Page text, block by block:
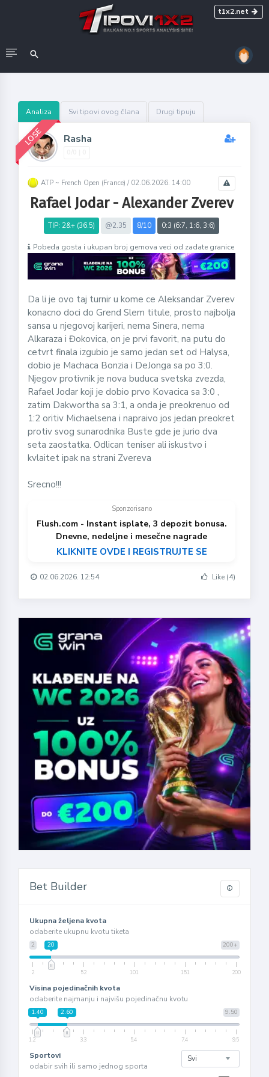
t1x2.net
Analiza Svi tipovi ovog člana Drugi tipuju
LOSE Rasha
ATP ~ French Open (France) / 02.06.2026. 14:00
Rafael Jodar - Alexander Zverev
TIP: 2&+ (36.5) @2.35 8/10 0:3 (6:7, 1:6, 3:6)
Pobeda gosta i ukupan broj gemova veci od zadate granice
Da li je ovo taj turnir u kome ce Aleksandar Zverev
konacno doci do Grend Slem titule, prosto najbolja
sansa u njegovoj karijeri, nema Sinera, nema
Alkaraza i Đokovica, on je prvi favorit, na putu do
cetvrt finala izgubio je samo jedan set od Halysa,
dobio je Machaca Bonzia i DeJonga sa po 3:0.
Njegov protivnik je nova buduca svetska zvezda,
Rafael Jodar koji je dobio prvo Kovacica sa 3:0 ,
zatim Dakwortha sa 3:1, a onda je preokrenuo od
1:2 oritiv Michaelsena i napraivo jos jedan preokret
protiv svog sunarodnika Buste gde je jurio dva
seta zaostatka. Odlican teniser ali iskustvo i
kvlaitet ipak na strani Zvereva
Srecno!!!
Sponzorisano
Flush.com - Instant isplate, 3 depozit bonusa.
Dnevne, nedeljne i mesečne nagrade
KLIKNITE OVDE I REGISTRUJTE SE
02.06.2026. 12:54 Like (4)
Bet Builder
Ukupna željena kvota
odaberite ukupnu kvotu tiketa
2 200+
20
2 52 101 151 200
Visina pojedinačnih kvota
odaberite najmanju i najvišu pojedinačnu kvotu
9.50
1.40 2.60
1.2 3.3 5.4 7.4 9.5
Sportovi
odabir svih ili samo jednog sporta